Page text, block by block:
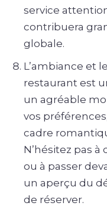
service
contribuera
globale.
L’ambiance et
restaurant est
un agréable
vos
cadre
N’hésitez pas
ou à passer
un aperçu du
de réserver.